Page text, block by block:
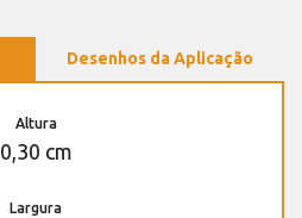
Desenhos da Aplicação
Altura
0,30 cm
Largura